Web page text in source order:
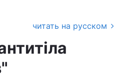
читать на русском